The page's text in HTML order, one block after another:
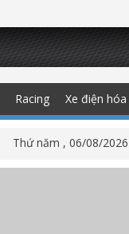
Racing Xe điện hóa
Thứ năm , 06/08/